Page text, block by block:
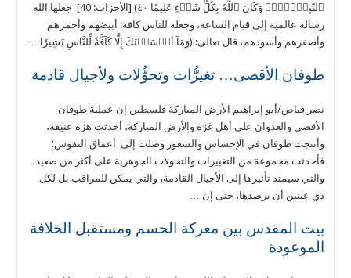
ٱلنَّبِيِّ‍ۧنَۗ وَكَانَ ٱللَّهُ بِكُلِّ شَيۡءٍ عَلِيمٗا ٤٠) [الأحزاب: 40] جعلها الله
رسالة عالمية إلى قيام الساعة، وجعله للناس كافة: أبيضهم وأحمرهم
وأصفرهم وأسودهم، قال تعالى: (وَمَآ أَرۡسَلۡنَٰكَ إِلَّا كَآفَّةٗ لِّلنَّاسِ بَشِيرٗا …
طوفان الأقصى… تغيرُّات وتحوُّلات ولأجيال قادمة
نصر فياض/أبو إبراهيم الأرض المباركة فلسطين إن عملية طوفان
الأقصى والعدوان على أهل غزة والأرض المباركة، أحدثت هزة عنيفة،
وأنتجت طوفان في الإحساس والشعور وصلت إلى أعماق النفوس؛
فأحدثت مجموعة من التغييرات والتحولات الجوهرية على أكثر من صعيد،
والتي سيمتد تأثيرها إلى الأجيال القادمة، والتي يمكن للمراقب بل لكل
ذي عينين أن يرصدها، حتى إن …
بيت المقدس بين معركة الحسم ومستقبل الخلافة
الموعودة